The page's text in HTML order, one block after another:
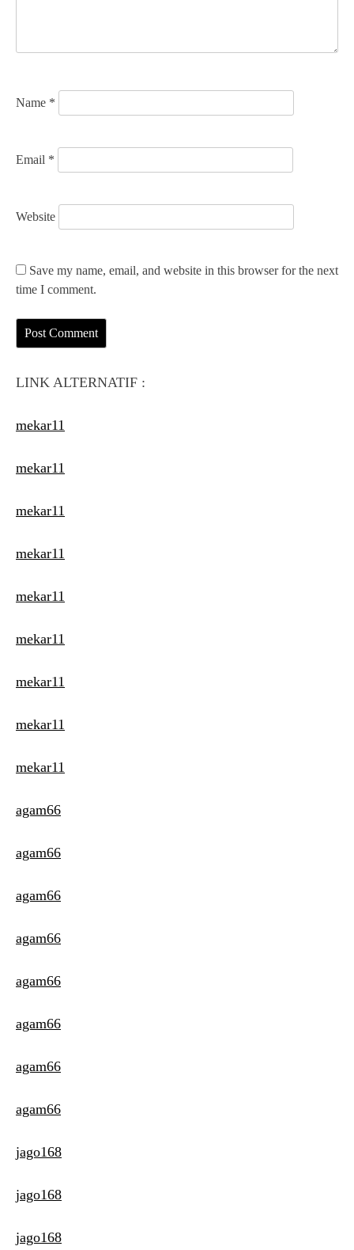
o
Name *
Email *
Website
Save my name, email, and website in this browser for the next
time I comment.
LINK ALTERNATIF :
mekar11
mekar11
mekar11
mekar11
mekar11
mekar11
mekar11
mekar11
mekar11
agam66
agam66
agam66
agam66
agam66
agam66
agam66
agam66
jago168
jago168
jago168